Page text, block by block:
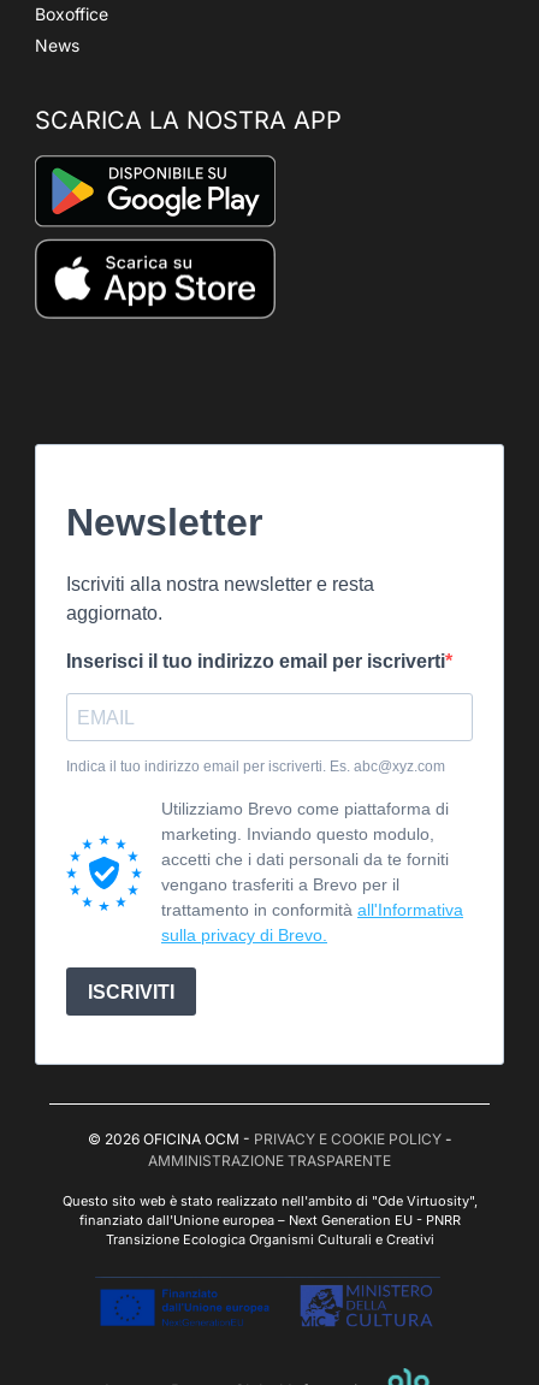
Boxoffice
News
SCARICA LA NOSTRA APP
Newsletter
Iscriviti alla nostra newsletter e resta
aggiornato.
Inserisci il tuo indirizzo email per iscriverti
Indica il tuo indirizzo email per iscriverti. Es. abc@xyz.com
Utilizziamo Brevo come piattaforma di
marketing. Inviando questo modulo,
accetti che i dati personali da te forniti
vengano trasferiti a Brevo per il
trattamento in conformità all'Informativa
sulla privacy di Brevo.
ISCRIVITI
© 2026 OFICINA OCM - PRIVACY E COOKIE POLICY-
AMMINISTRAZIONE TRASPARENTE
Questo sito web è stato realizzato nell'ambito di "Ode Virtuosity",
finanziato dall'Unione europea – Next Generation EU - PNRR
Transizione Ecologica Organismi Culturali e Creativi